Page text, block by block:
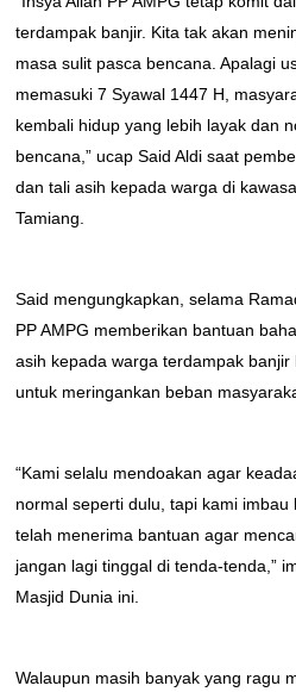
terdampak banjir. Kita tak akan
masa sulit pasca bencana. Apalagi
memasuki 7 Syawal 1447 H,
kembali hidup yang lebih layak dan
bencana,” ucap Said Aldi saat
dan tali asih kepada warga di
Tamiang.
Said mengungkapkan, selama
PP AMPG memberikan bantuan
asih kepada warga terdampak
untuk meringankan beban
“Kami selalu mendoakan agar
normal seperti dulu, tapi kami
telah menerima bantuan agar
jangan lagi tinggal di tenda-tenda,”
Masjid Dunia ini.
Walaupun masih banyak yang ragu